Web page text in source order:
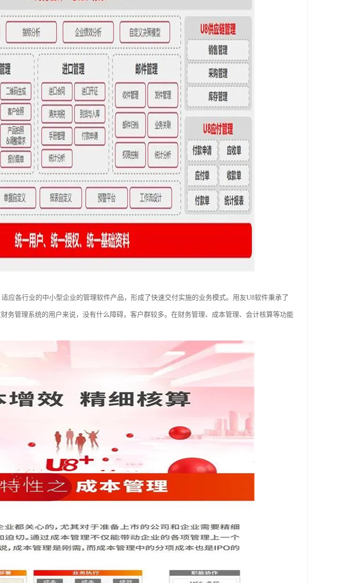
应各行业的中小型企业的管理软件产品，形成了快速交付实施的业务模式。用友U8软件秉承了
务管理系统的用户来说，没有什么障碍，客户群较多。在财务管理、成本管理、会计核算等功能